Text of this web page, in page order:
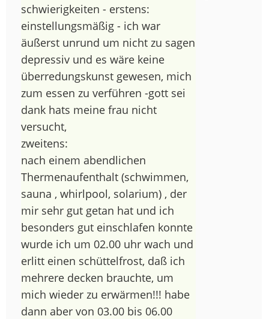
schwierigkeiten - erstens:
einstellungsmäßig - ich war
äußerst unrund um nicht zu sagen
depressiv und es wäre keine
überredungskunst gewesen, mich
zum essen zu verführen -gott sei
dank hats meine frau nicht
versucht,
zweitens:
nach einem abendlichen
Thermenaufenthalt (schwimmen,
sauna , whirlpool, solarium) , der
mir sehr gut getan hat und ich
besonders gut einschlafen konnte
wurde ich um 02.00 uhr wach und
erlitt einen schüttelfrost, daß ich
mehrere decken brauchte, um
mich wieder zu erwärmen!!! habe
dann aber von 03.00 bis 06.00